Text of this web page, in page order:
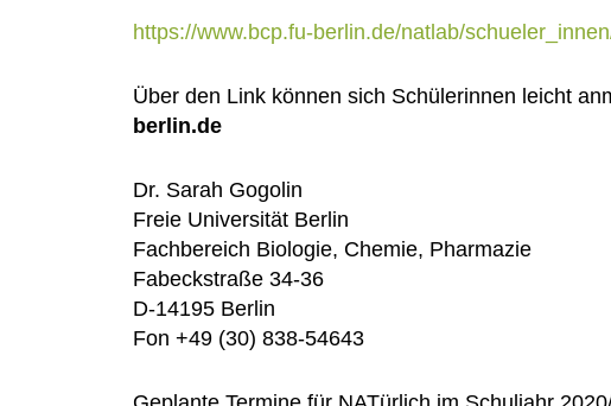
https://www.bcp.fu-berlin.de/natlab/
Über den Link können sich Schülerinnen leicht
berlin.de
Dr. Sarah Gogolin
Freie Universität Berlin
Fachbereich Biologie, Chemie, Pharmazie
Fabeckstraße 34-36
D-14195 Berlin
Fon +49 (30) 838-54643